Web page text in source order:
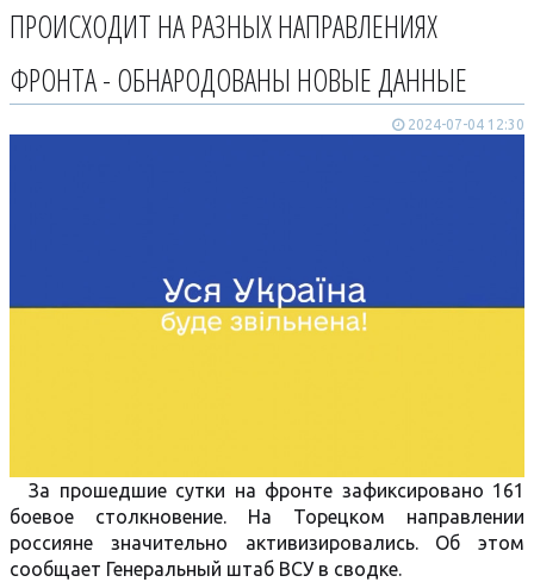
ПРОИСХОДИТ НА РАЗНЫХ НАПРАВЛЕНИЯХ
ФРОНТА - ОБНАРОДОВАНЫ НОВЫЕ ДАННЫЕ
2024-07-04 12:30
За прошедшие сутки на фронте зафиксировано 161
боевое столкновение. На Торецком направлении
россияне значительно активизировались. Об этом
сообщает Генеральный штаб ВСУ в сводке.